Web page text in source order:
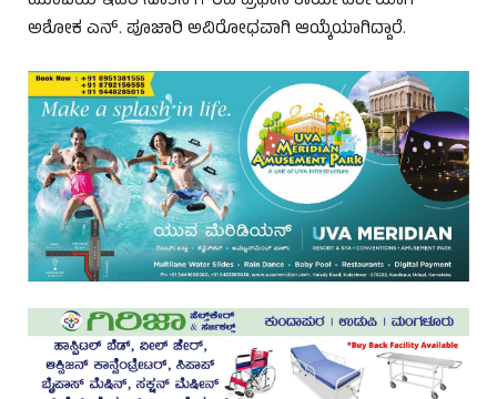
ಅಶೋಕ ಎನ್. ಪೂಜಾರಿ ಅವಿರೋಧವಾಗಿ ಆಯ್ಕೆಯಾಗಿದ್ದಾರೆ.